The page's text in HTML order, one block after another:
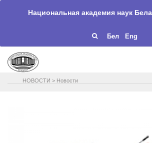
Национальная академия наук
Бел Eng
НОВОСТИ > Новости